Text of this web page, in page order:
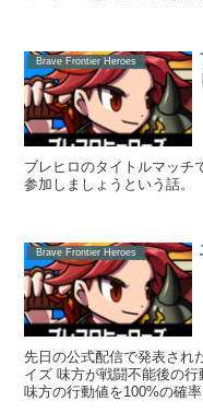
Brave Frontier Heroes
ブレヒロのタイトルマッチ
参加しましょうという話。
Brave Frontier Heroes
先日の公式配信で発表されたエピッ
イズ 味方が戦闘不能後の行動時、100%の確率で1度だけ発動 全ての
味方の行動値を100%の確